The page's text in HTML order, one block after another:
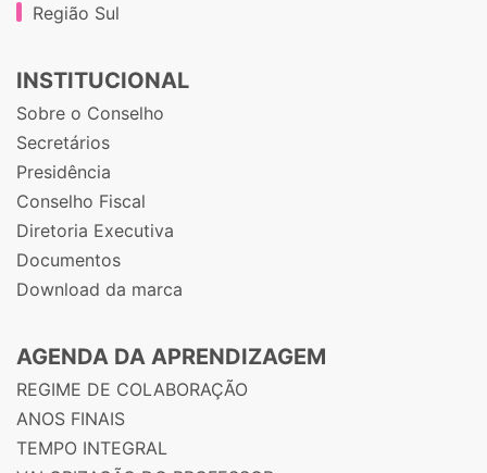
Região Sul
INSTITUCIONAL
Sobre o Conselho
Secretários
Presidência
Conselho Fiscal
Diretoria Executiva
Documentos
Download da marca
AGENDA DA APRENDIZAGEM
REGIME DE COLABORAÇÃO
ANOS FINAIS
TEMPO INTEGRAL